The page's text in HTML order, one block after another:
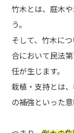
竹木とは、庭木
う。
そして、竹木に
合において民法
任が生じます。
栽植・支持とは
の補強といった意